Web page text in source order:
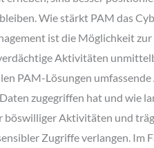
Wie stärkt PAM das
ist die Möglichkeit
Aktivitäten
PAM-Lösungen
zugegriffen hat und wie
böswilliger Aktivitäten und
Zugriffe verlangen. Im